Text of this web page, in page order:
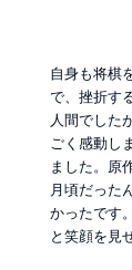
自身も将棋
で、挫折す
人間でした
ごく感動し
ました。原
月頃だった
かったです
と笑顔を見